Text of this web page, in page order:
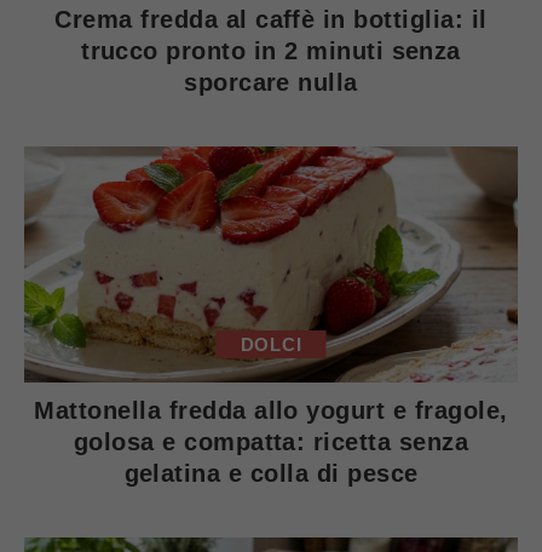
Crema fredda al caffè in bottiglia: il
trucco pronto in 2 minuti senza
sporcare nulla
DOLCI
Mattonella fredda allo yogurt e fragole,
golosa e compatta: ricetta senza
gelatina e colla di pesce